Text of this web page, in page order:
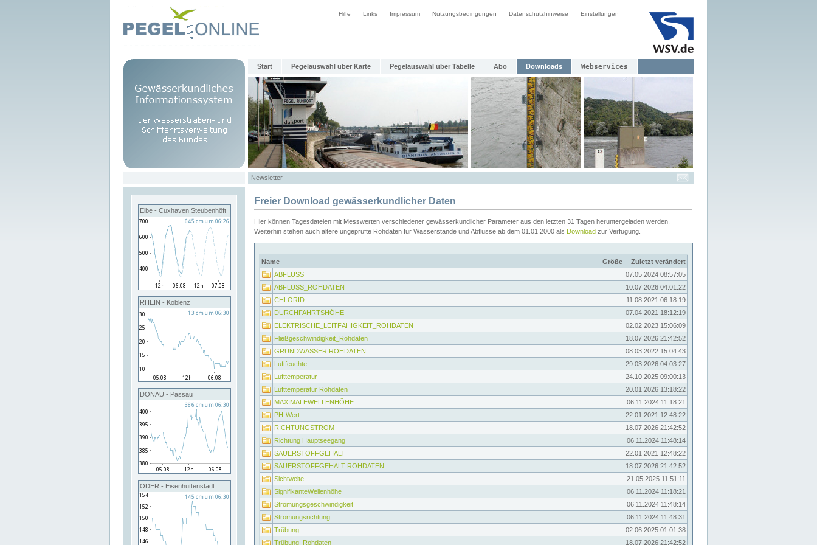
Hilfe Links Impressum Nutzungsbedingungen Datenschutzhinweise Einstellungen
Start Pegelauswahl über Karte Pegelauswahl über Tabelle Abo Downloads Webservices
Newsletter
Elbe - Cuxhaven Steubenhöft
RHEIN - Koblenz
DONAU - Passau
ODER - Eisenhüttenstadt
Freier Download gewässerkundlicher Daten
Hier können Tagesdateien mit Messwerten verschiedener gewässerkundlicher Parameter aus den letzten 31 Tagen heruntergeladen werden.
Weiterhin stehen auch ältere ungeprüfte Rohdaten für Wasserstände und Abflüsse ab dem 01.01.2000 als Download zur Verfügung.
Name Größe
Zuletzt verändert
ABFLUSS
07.05.2024 08:57:05
ABFLUSS_ROHDATEN
10.07.2026 04:01:22
CHLORID
11.08.2021 06:18:19
DURCHFAHRTSHÖHE
07.04.2021 18:12:19
ELEKTRISCHE_LEITFÄHIGKEIT_ROHDATEN
02.02.2023 15:06:09
Fließgeschwindigkeit_Rohdaten
18.07.2026 21:42:52
GRUNDWASSER ROHDATEN
08.03.2022 15:04:43
Luftfeuchte
29.03.2026 04:03:27
Lufttemperatur
24.10.2025 09:00:13
Lufttemperatur Rohdaten
20.01.2026 13:18:22
MAXIMALEWELLENHÖHE
06.11.2024 11:18:21
PH-Wert
22.01.2021 12:48:22
RICHTUNGSTROM
18.07.2026 21:42:52
Richtung Hauptseegang
06.11.2024 11:48:14
SAUERSTOFFGEHALT
22.01.2021 12:48:22
SAUERSTOFFGEHALT ROHDATEN
18.07.2026 21:42:52
Sichtweite
21.05.2025 11:51:11
SignifikanteWellenhöhe
06.11.2024 11:18:21
Strömungsgeschwindigkeit
06.11.2024 11:48:14
Strömungsrichtung
06.11.2024 11:48:31
Trübung
02.06.2025 01:01:38
Trübung_Rohdaten
18.07.2026 21:42:52